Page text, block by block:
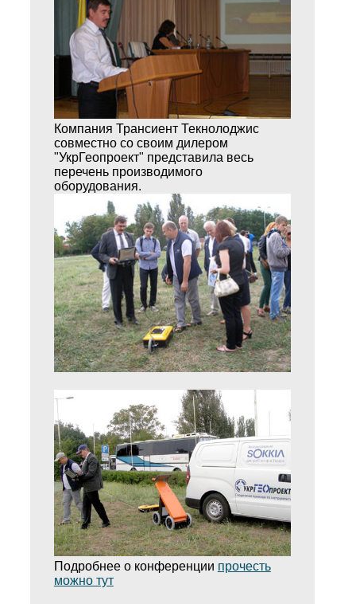
Компания Трансиент Текнолоджис
совместно со своим дилером
"УкрГеопроект" представила весь
перечень производимого
оборудования.
Подробнее о конференции прочесть
можно тут